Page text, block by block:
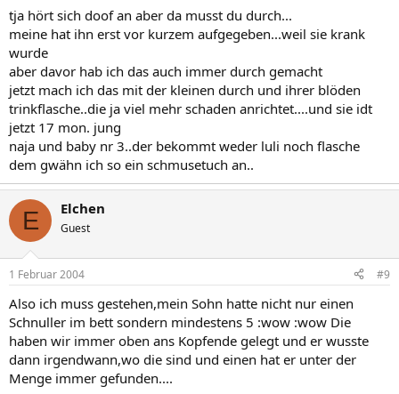
tja hört sich doof an aber da musst du durch...
meine hat ihn erst vor kurzem aufgegeben...weil sie krank
wurde
aber davor hab ich das auch immer durch gemacht
jetzt mach ich das mit der kleinen durch und ihrer blöden
trinkflasche..die ja viel mehr schaden anrichtet....und sie idt
jetzt 17 mon. jung
naja und baby nr 3..der bekommt weder luli noch flasche
dem gwähn ich so ein schmusetuch an..
E Elchen
Guest
1 Februar 2004 #9
Also ich muss gestehen,mein Sohn hatte nicht nur einen
Schnuller im bett sondern mindestens 5 :wow :wow Die
haben wir immer oben ans Kopfende gelegt und er wusste
dann irgendwann,wo die sind und einen hat er unter der
Menge immer gefunden....